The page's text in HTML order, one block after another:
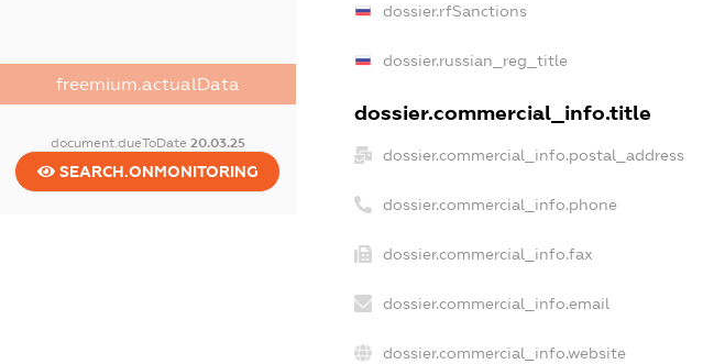
freemium.actualData
document.dueToDate 20.03.25
SEARCH.ONMONITORING
dossier.rfSanctions
dossier.russian_reg_title
dossier.commercial_info.title
dossier.commercial_info.postal_address
dossier.commercial_info.phone
dossier.commercial_info.fax
dossier.commercial_info.email
dossier.commercial_info.website